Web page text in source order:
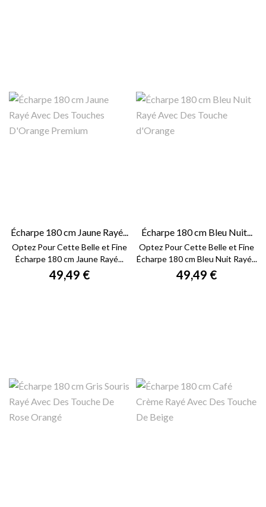
Écharpe 180 cm Jaune Rayé...
Optez Pour Cette Belle et Fine
Écharpe 180 cm Jaune Rayé...
49,49 €
Écharpe 180 cm Bleu Nuit...
Optez Pour Cette Belle et Fine
Écharpe 180 cm Bleu Nuit Rayé...
49,49 €